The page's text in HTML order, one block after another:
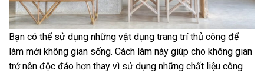
Bạn có thể sử dụng những vật dụng trang trí thủ công để
làm mới không gian sống. Cách làm này giúp cho không gian
trở nên độc đáo hơn thay vì sử dụng những chất liệu công